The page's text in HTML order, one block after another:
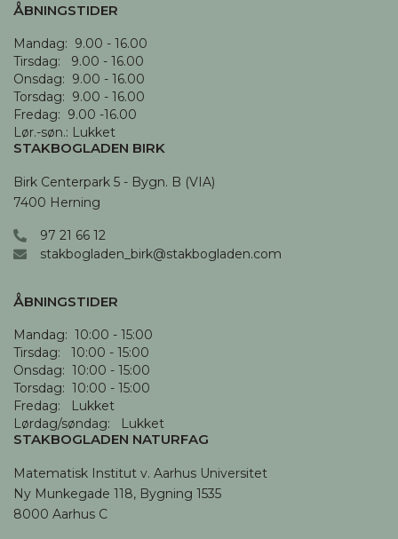
ÅBNINGSTIDER
Mandag:  9.00 - 16.00
Tirsdag:   9.00 - 16.00
Onsdag:  9.00 - 16.00
Torsdag:  9.00 - 16.00
Fredag:  9.00 -16.00
Lør.-søn.: Lukket
STAKBOGLADEN BIRK
Birk Centerpark 5 - Bygn. B (VIA)
7400 Herning
97 21 66 12
stakbogladen_birk@stakbogladen.com
ÅBNINGSTIDER
Mandag:  10:00 - 15:00
Tirsdag:   10:00 - 15:00
Onsdag:  10:00 - 15:00
Torsdag:  10:00 - 15:00
Fredag:   Lukket
Lørdag/søndag:   Lukket
STAKBOGLADEN NATURFAG
Matematisk Institut v. Aarhus Universitet
Ny Munkegade 118, Bygning 1535
8000 Aarhus C